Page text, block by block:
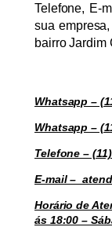
Telefone, E-
sua
bairro Jardim
Whatsapp –
Whatsapp –
Telefone –
E-mail –
Horário de
ás 18:00 –